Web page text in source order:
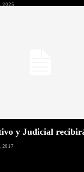
2025
y Judicial
2017